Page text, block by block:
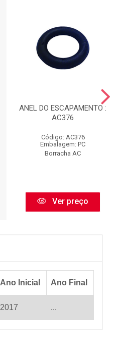
ANEL DO ESCAPAMENTO :
AC376
Código: AC376
Embalagem: PC
Borracha AC
Ver preço
Ano Inicial Ano Final
2017 ...